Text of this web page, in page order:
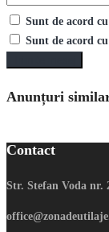
Sunt de acord cu
Sunt de acord cu
Anunțuri
Contact
Str. Stefan Voda nr.